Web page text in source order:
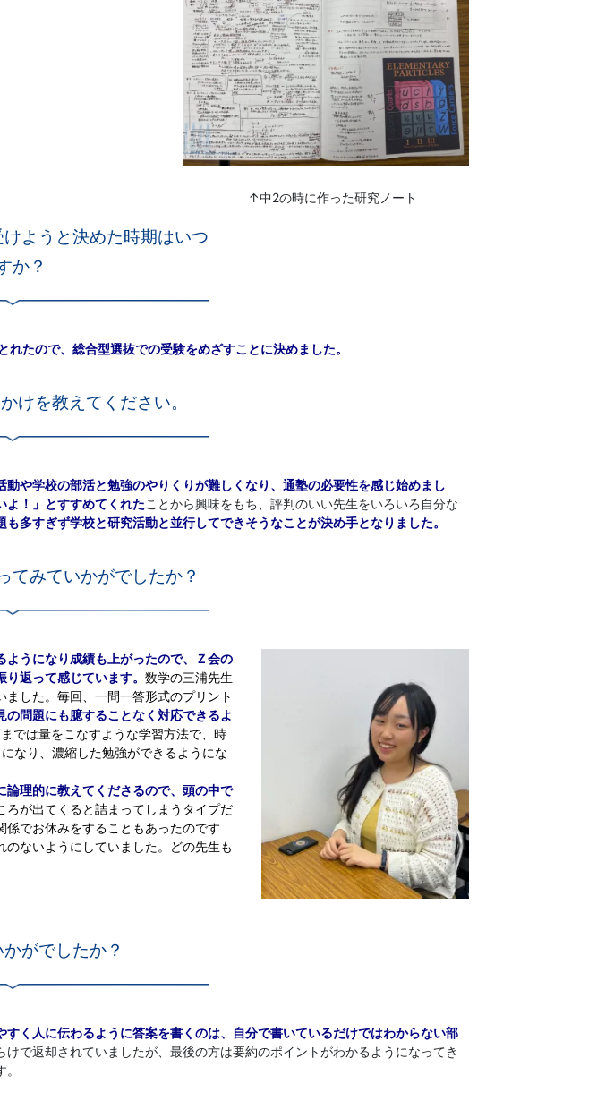
↑中2の時に作った研究ノート
ようと決めた時期はいつ
か？
たので、総合型選抜での受験をめざすことに決めました。
けを教えてください。
動や学校の部活と勉強のやりくりが難しくなり、通塾の必要性を感じ始めまし
よ！」とすすめてくれたことから興味をもち、評判のいい先生をいろいろ自分な
多すぎず学校と研究活動と並行してできそうなことが決め手となりました。
てみていかがでしたか？
うになり成績も上がったので、Ｚ会の
返って感じています。 数学の三浦先生
した。毎回、一問一答形式のプリント
の問題にも臆することなく対応できるよ
では量をこなすような学習方法で、時
なり、濃縮した勉強ができるようにな
理的に教えてくださるので、頭の中で
ろが出てくると詰まってしまうタイプだ
係でお休みをすることもあったのです
ないようにしていました。どの先生も
がでしたか？
すく人に伝わるように答案を書くのは、自分で書いているだけではわからない部
で返却されていましたが、最後の方は要約のポイントがわかるようになってき